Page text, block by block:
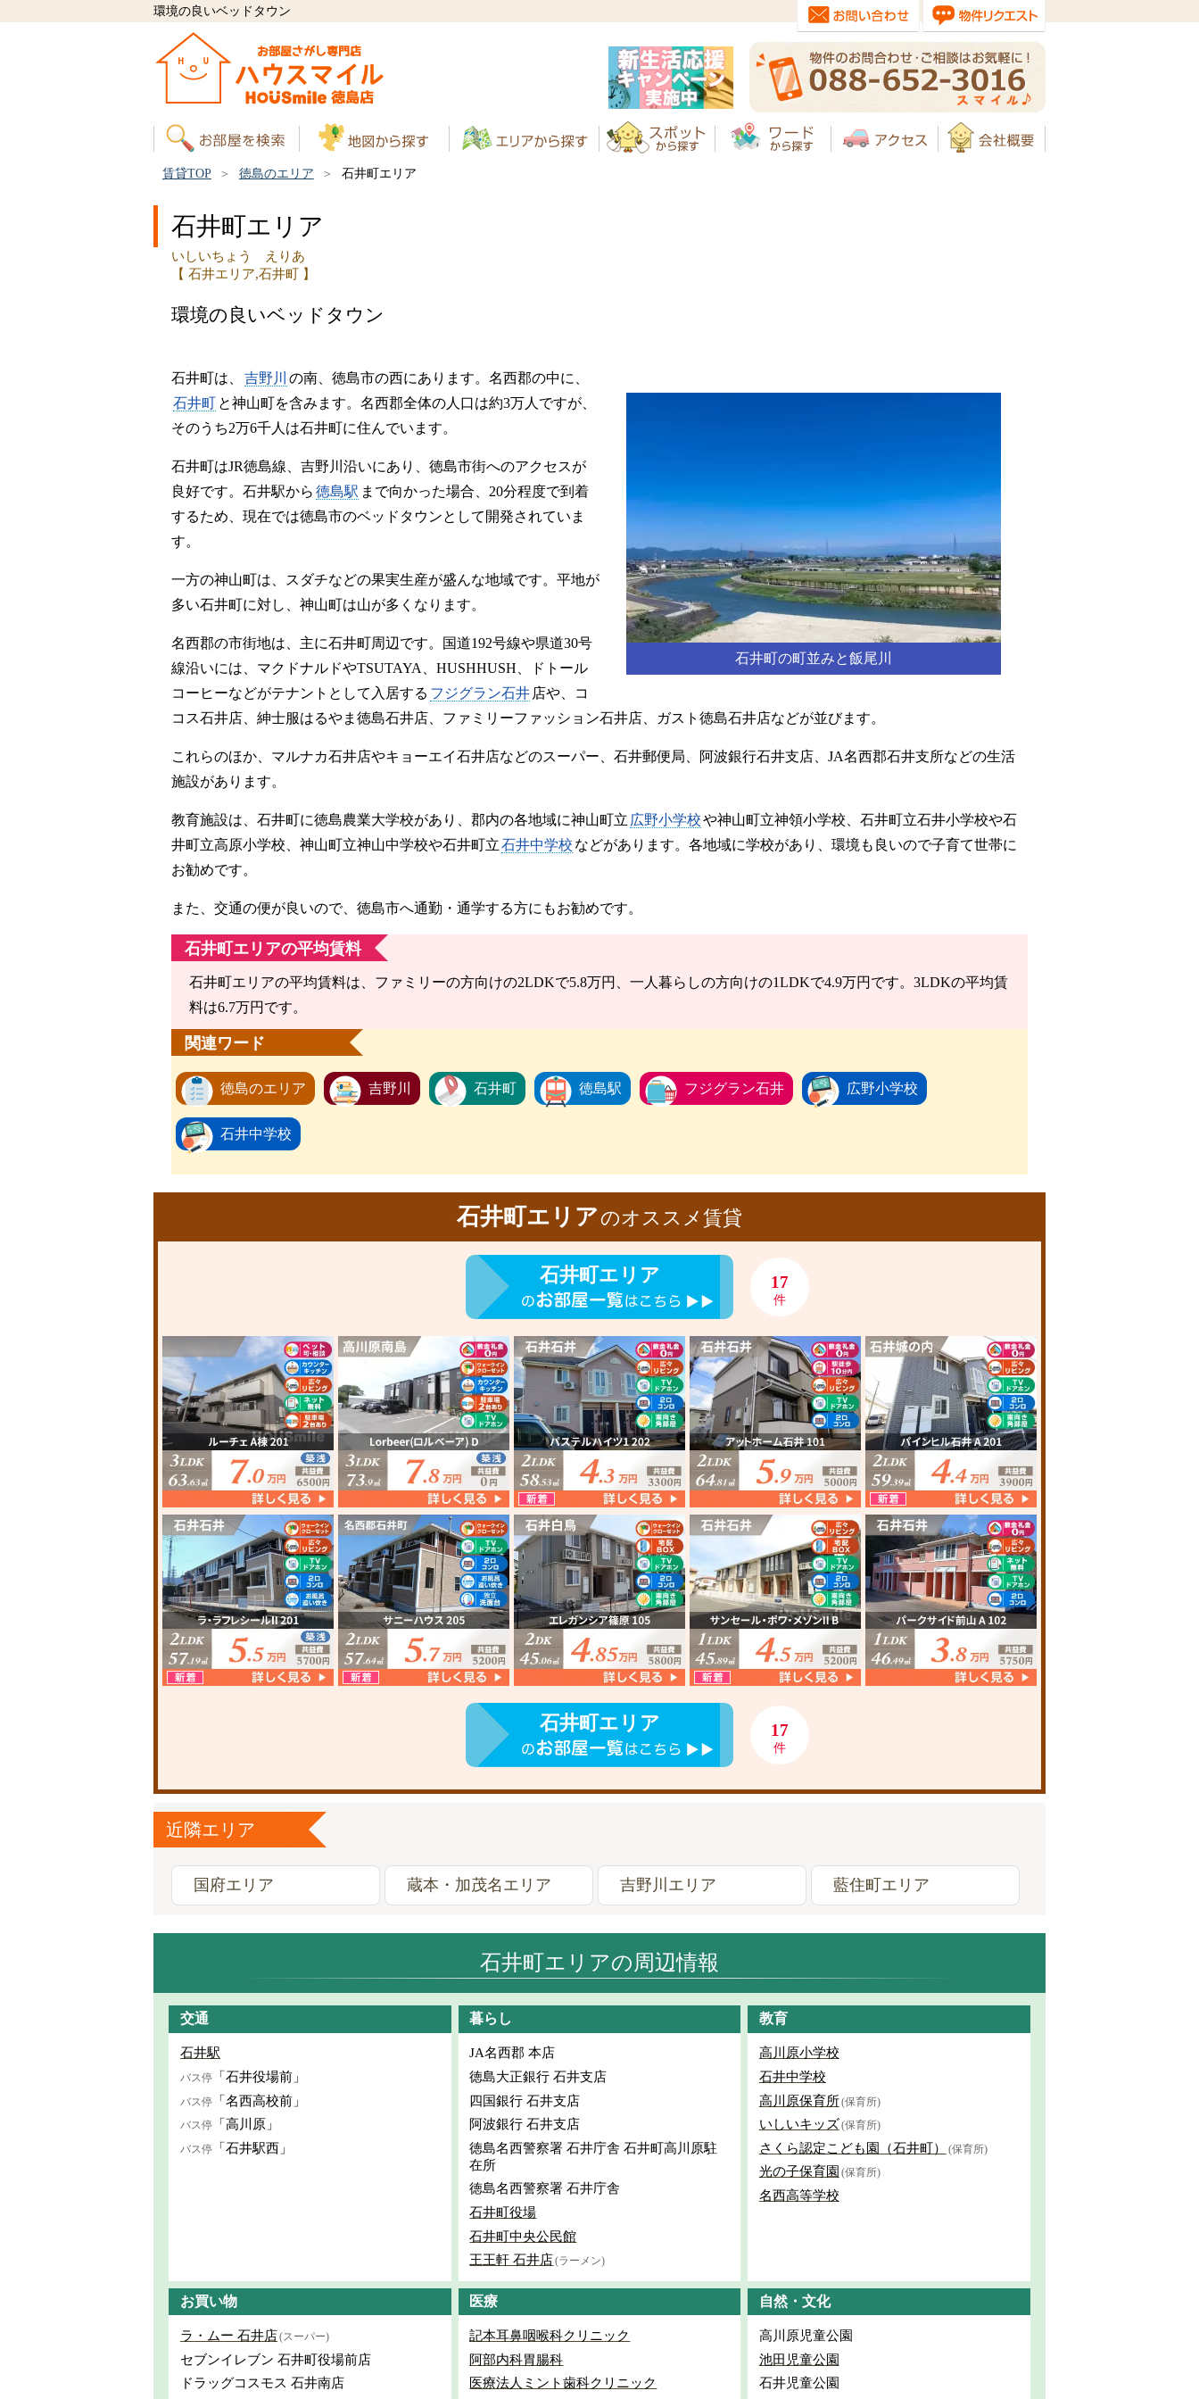
環境の良いベッドタウン
賃貸TOP 徳島のエリア 石井町エリア
石井町エリア
いしいちょう えりあ
【 石井エリア,石井町 】
環境の良いベッドタウン
石井町の町並みと飯尾川
石井町は、 吉野川
の南、徳島市の西にあります。名西郡の中に、
石井町 と神山町を含みます。名西郡全体の人口は約3万人ですが、
そのうち2万6千人は石井町に住んでいます。
石井町はJR徳島線、吉野川沿いにあり、徳島市街へのアクセスが
良好です。石井駅から 徳島駅 まで向かった場合、20分程度で到着
するため、現在では徳島市のベッドタウンとして開発されていま
す。
一方の神山町は、スダチなどの果実生産が盛んな地域です。平地が
多い石井町に対し、神山町は山が多くなります。
名西郡の市街地は、主に石井町周辺です。国道192号線や県道30号
線沿いには、マクドナルドやTSUTAYA、HUSHHUSH、ドトール
コーヒーなどがテナントとして入居する フジグラン石井 店や、コ
コス石井店、紳士服はるやま徳島石井店、ファミリーファッション石井店、ガスト徳島石井店などが並びます。
これらのほか、マルナカ石井店やキョーエイ石井店などのスーパー、石井郵便局、阿波銀行石井支店、JA名西郡石井支所などの生活
施設があります。
教育施設は、石井町に徳島農業大学校があり、郡内の各地域に神山町立 広野小学校や神山町立神領小学校、石井町立石井小学校や石
井町立高原小学校、神山町立神山中学校や石井町立石井中学校 などがあります。各地域に学校があり、環境も良いので子育て世帯に
お勧めです。
また、交通の便が良いので、徳島市へ通勤・通学する方にもお勧めです。
石井町エリアの平均賃料
石井町エリアの平均賃料は、ファミリーの方向けの2LDKで5.8万円、一人暮らしの方向けの1LDKで4.9万円です。3LDKの平均賃
料は6.7万円です。
関連ワード
徳島のエリア 吉野川 石井町 徳島駅 フジグラン石井 広野小学校
石井中学校
石井町エリアのオススメ賃貸
石井町エリア 17
件
石井町エリア 17
件
近隣エリア
国府エリア 蔵本・加茂名エリア 吉野川エリア 藍住町エリア
石井町エリアの周辺情報
交通
石井駅
バス停 「石井役場前」
バス停 「名西高校前」
バス停 「高川原」
バス停 「石井駅西」
暮らし
JA名西郡 本店
徳島大正銀行 石井支店
四国銀行 石井支店
阿波銀行 石井支店
徳島名西警察署 石井庁舎 石井町高川原駐
在所
徳島名西警察署 石井庁舎
石井町役場
石井町中央公民館
王王軒 石井店(ラーメン)
教育
高川原小学校
石井中学校
高川原保育所(保育所)
いしいキッズ(保育所)
さくら認定こども園（石井町） (保育所)
光の子保育園 (保育所)
名西高等学校
お買い物
ラ・ムー 石井店(スーパー)
セブンイレブン 石井町役場前店
ドラッグコスモス 石井南店
医療
記本耳鼻咽喉科クリニック
阿部内科胃腸科
医療法人ミント歯科クリニック
自然・文化
高川原児童公園
池田児童公園
石井児童公園